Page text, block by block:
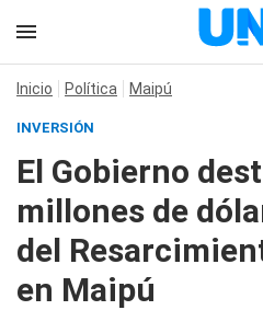
Inicio Política Maipú
INVERSIÓN
El Gobierno
millones de
del
en Maipú